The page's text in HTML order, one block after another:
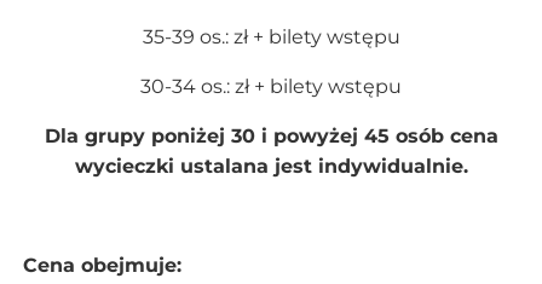
35-39 os.: zł + bilety wstępu
30-34 os.: zł + bilety wstępu
Dla grupy poniżej 30 i powyżej 45 osób cena
wycieczki ustalana jest indywidualnie.
Cena obejmuje: